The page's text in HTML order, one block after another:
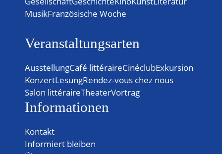
MusikFranzösische Woche
Veranstaltungsarten
AusstellungCafé littéraireCinéclubExkursion
KonzertLesungRendez-vous chez nous
Salon littéraireTheaterVortrag
Informationen
Kontakt
Informiert bleiben